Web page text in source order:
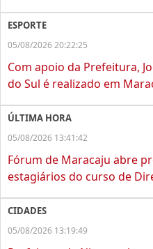
ESPORTE
05/08/2026 20:22:25
Com apoio da Prefeitura,
do Sul é realizado em
ÚLTIMA HORA
05/08/2026 13:41:42
Fórum de Maracaju abre
estagiários do curso de
CIDADES
05/08/2026 13:19:49